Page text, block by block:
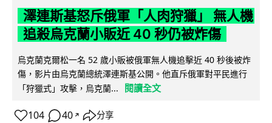
澤連斯基怒斥俄軍「人肉狩獵」 無人機
追殺烏克蘭小販近 40 秒仍被炸傷
烏克蘭克爾松一名 52 歲小販被俄軍無人機追擊近 40 秒後被炸
傷，影片由烏克蘭總統澤連斯基公開。他直斥俄軍對平民進行
「狩獵式」攻擊，烏克蘭...
閱讀全文
104 40 ↗ 分享